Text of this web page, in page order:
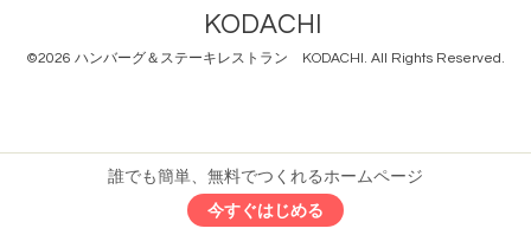
KODACHI
©2026 ハンバーグ＆ステーキレストラン KODACHI . All Rights Reserved.
誰でも簡単、無料でつくれるホームページ
今すぐはじめる